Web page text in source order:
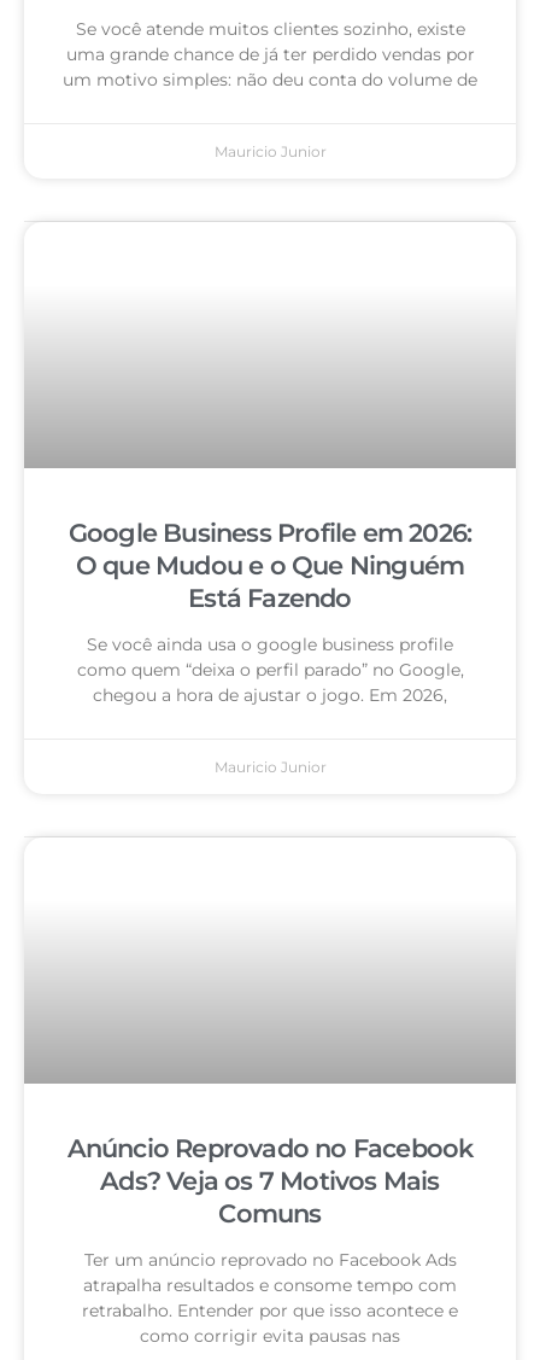
Se você atende muitos clientes sozinho, existe
uma grande chance de já ter perdido vendas por
um motivo simples: não deu conta do volume de
Mauricio Junior
Google Business Profile em 2026:
O que Mudou e o Que Ninguém
Está Fazendo
Se você ainda usa o google business profile
como quem “deixa o perfil parado” no Google,
chegou a hora de ajustar o jogo. Em 2026,
Mauricio Junior
Anúncio Reprovado no Facebook
Ads? Veja os 7 Motivos Mais
Comuns
Ter um anúncio reprovado no Facebook Ads
atrapalha resultados e consome tempo com
retrabalho. Entender por que isso acontece e
como corrigir evita pausas nas